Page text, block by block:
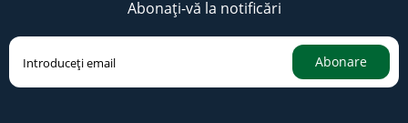
Abonați-vă la notificări
Abonare